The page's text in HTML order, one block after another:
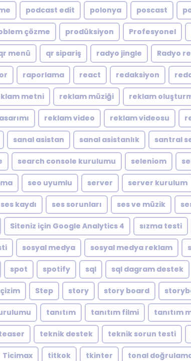
podcast edit polonya poscast
çözme prodüksiyon Profesyonel
menü qr sipariş radyo jingle Radyo
raporlama react redaksiyon
metni reklam müziği reklam
reklam video reklam videosu
sanal asistan sanal asistanlık santral
search console kurulumu seleniom
seo uyumlu server server kurulum
ses kaydı ses sorunları ses ve müzik
Siteniz için Google Analytics 4 sızma testi
sosyal medya sosyal medya reklam
spot spotify sql sql dagram destek
Step story story board
tanıtım tanıtım filmi tanıtım
teknik destek teknik sorun testi
Ticimax titkok tkinter tonal